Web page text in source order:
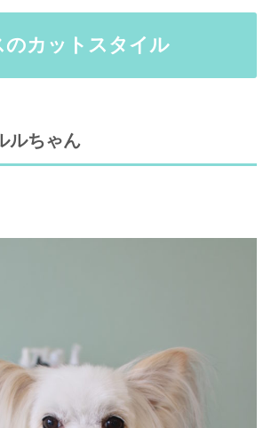
のカットスタイル
ルちゃん